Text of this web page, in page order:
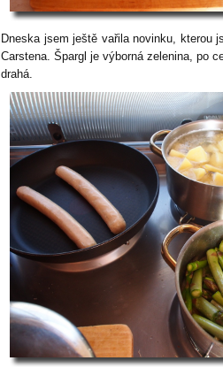
Dneska jsem ještě vařila novinku, kterou
Carstena. Špargl je výborná zelenina, po
drahá.